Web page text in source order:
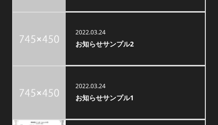
2022.03.24
お知らせサンプル2
2022.03.24
お知らせサンプル1